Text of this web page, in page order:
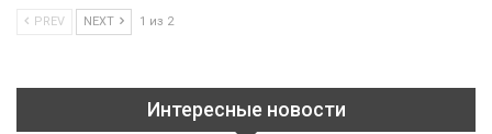
PREV NEXT 1 из 2
Интересные новости